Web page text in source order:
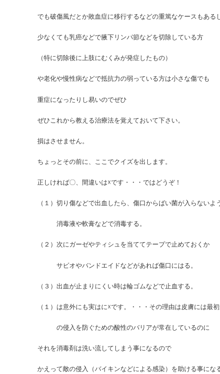
でも破傷風だとか敗血症に移行するなどの重篤なケースもある
少なくても乳癌などで腋下リンパ節などを切除している方
（特に切除後に上肢にむくみが発症したもの）
や老化や慢性病などで抵抗力の弱っている方は小さな傷でも
重症になったりし易いのでぜひ
ぜひこれから教える治療法を覚えておいて下さい。
損はさせません。
ちょっとその前に、ここでクイズを出します。
正しければ〇、間違いは☓です・・・ではどうぞ！
（１）切り傷などで出血したら、傷口からばい菌が入らないよ
消毒液や軟膏などで消毒する。
（２）次にガーゼやティシュを当ててテープで止めておくか
サビオやバンドエイドなどがあれば傷口にはる。
（３）出血が止まりにくい時は輪ゴムなどで止血する。
（１）は意外にも実はに☓です。・・・その理由は皮膚には最
の侵入を防ぐための酸性のバリアが常在しているのに
それを消毒剤は洗い流してしまう事になるので
かえって敵の侵入（バイキンなどによる感染）を助ける事にな